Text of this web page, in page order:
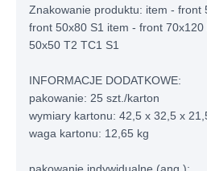
Znakowanie produktu: item - front
front 50x80 S1 item - front
50x50 T2 TC1 S1
INFORMACJE DODATKOWE:
pakowanie: 25 szt./karton
wymiary kartonu: 42,5 x 32,5 x
waga kartonu: 12,65 kg